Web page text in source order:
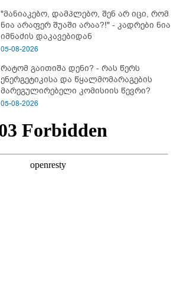
"მანიაკებო, დამპლებო, შენ არ იცი, რომ
ნია არაფერ შუაში არაა?!" - კადრები ნია
იმნაძის დაკავებიდან
05-08-2026
რატომ გაითიშა დენი? - რას წერს
ენერგეტიკისა და წყალმომარაგების
მარეგულირებელი კომისიის წევრი?
05-08-2026